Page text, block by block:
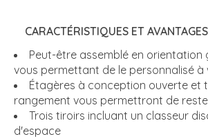
CARACTÉRISTIQUES ET AVANTAGES
Peut-être assemblé en orientation
vous permettant de le personnalisé à
Étagères à conception ouverte et
rangement vous permettront de
Trois tiroirs incluant un classeur
d'espace